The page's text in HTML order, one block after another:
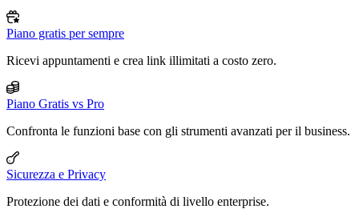
Piano gratis per sempre
Ricevi appuntamenti e crea link illimitati a costo zero.
Piano Gratis vs Pro
Confronta le funzioni base con gli strumenti avanzati per il business.
Sicurezza e Privacy
Protezione dei dati e conformità di livello enterprise.